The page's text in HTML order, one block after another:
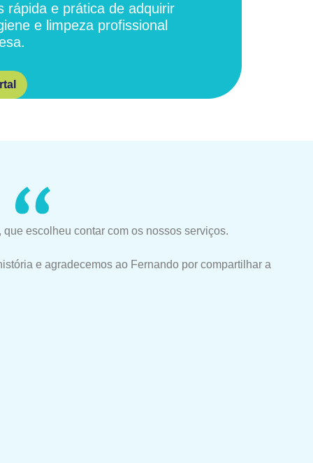
rápida e prática de adquirir
e limpeza profissional
escolheu contar com os nossos serviços.
e agradecemos ao Fernando por compartilhar a